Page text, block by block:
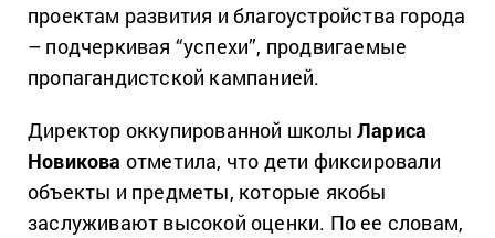
проектам развития и благоустройства города
– подчеркивая “успехи”, продвигаемые
пропагандистской кампанией.
Директор оккупированной школы Лариса
Новикова отметила, что дети фиксировали
объекты и предметы, которые якобы
заслуживают высокой оценки. По ее словам,